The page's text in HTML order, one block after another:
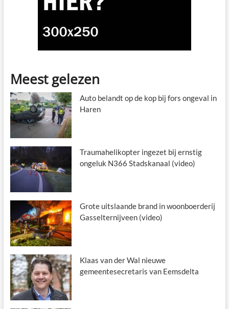
Meest gelezen
Auto belandt op de kop bij fors ongeval in
Haren
Traumahelikopter ingezet bij ernstig
ongeluk N366 Stadskanaal (video)
Grote uitslaande brand in woonboerderij
Gasselternijveen (video)
Klaas van der Wal nieuwe
gemeentesecretaris van Eemsdelta